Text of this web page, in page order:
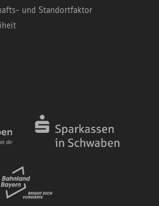
und Standortfaktor